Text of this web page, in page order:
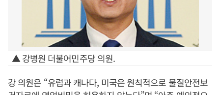
▲ 강병원 더불어민주당 의원.
강 의원은 “유럽과 캐나다, 미국은 원칙적으로 물질안전보